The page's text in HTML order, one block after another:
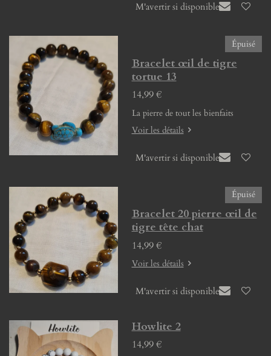
M'avertir si disponible
Épuisé
Bracelet œil de tigre
tortue 13
14,99 €
La pierre de tout les bienfaits
Voir les détails
M'avertir si disponible
Épuisé
Bracelet 20 pierre œil de
tigre tête chat
14,99 €
Voir les détails
M'avertir si disponible
Howlite 2
14,99 €